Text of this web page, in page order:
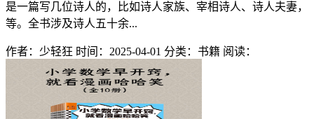
是一篇写几位诗人的，比如诗人家族、宰相诗人、诗人夫妻，
等。全书涉及诗人五十余...
作者：少轻狂 时间：2025-04-01 分类：书籍 阅读：